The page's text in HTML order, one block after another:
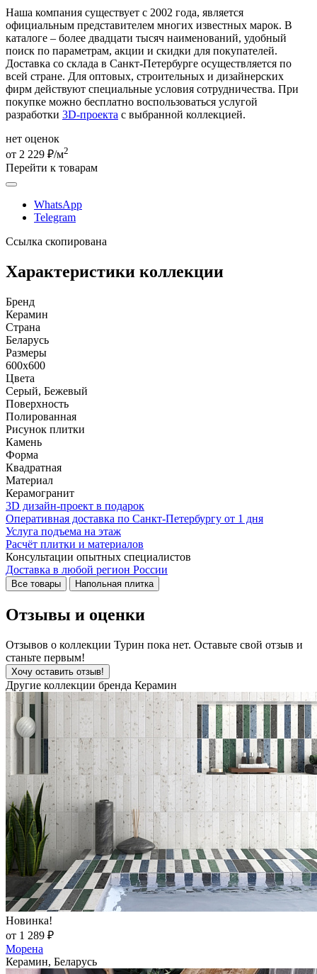
Наша компания существует с 2002 года, является
официальным представителем многих известных марок. В
каталоге – более двадцати тысяч наименований, удобный
поиск по параметрам, акции и скидки для покупателей.
Доставка со склада в Санкт-Петербурге осуществляется по
всей стране. Для оптовых, строительных и дизайнерских
фирм действуют специальные условия сотрудничества. При
покупке можно бесплатно воспользоваться услугой
разработки 3D-проекта с выбранной коллекцией.
нет оценок
от 2 229 ₽/м2
Перейти к товарам
WhatsApp
Telegram
Ссылка скопирована
Характеристики коллекции
Бренд
Керамин
Страна
Беларусь
Размеры
600x600
Цвета
Серый, Бежевый
Поверхность
Полированная
Рисунок плитки
Камень
Форма
Квадратная
Материал
Керамогранит
3D дизайн-проект в подарок
Оперативная доставка по Санкт-Петербургу от 1 дня
Услуга подъема на этаж
Расчёт плитки и материалов
Консультации опытных специалистов
Доставка в любой регион России
Все товары Напольная плитка
Отзывы и оценки
Отзывов о коллекции Турин пока нет. Оставьте свой отзыв и
станьте первым!
Хочу оставить отзыв!
Другие коллекции бренда Керамин
Новинка!
от 1 289 ₽
Морена
Керамин, Беларусь